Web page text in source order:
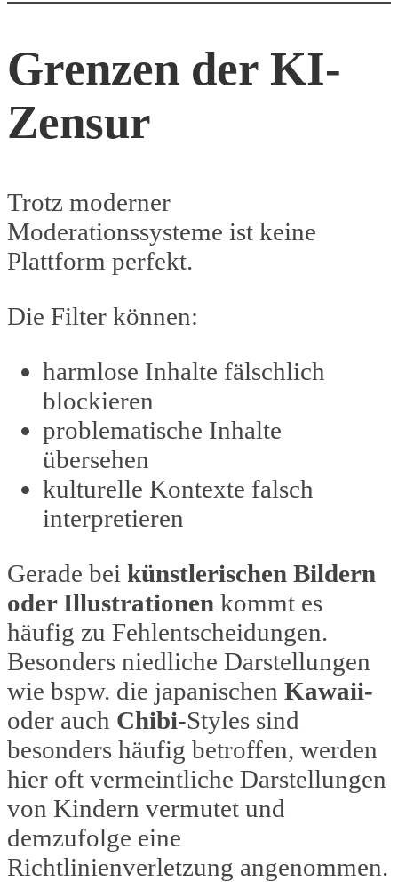
Grenzen der KI-
Zensur
Trotz moderner
Moderationssysteme ist keine
Plattform perfekt.
Die Filter können:
harmlose Inhalte fälschlich
blockieren
problematische Inhalte
übersehen
kulturelle Kontexte falsch
interpretieren
Gerade bei künstlerischen Bildern
oder Illustrationen kommt es
häufig zu Fehlentscheidungen.
Besonders niedliche Darstellungen
wie bspw. die japanischen Kawaii-
oder auch Chibi-Styles sind
besonders häufig betroffen, werden
hier oft vermeintliche Darstellungen
von Kindern vermutet und
demzufolge eine
Richtlinienverletzung angenommen.